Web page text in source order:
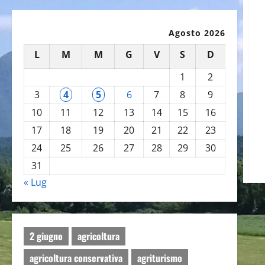
Agosto 2026
L M M G V S
D
1
2
3
4 5 6 7 8
9
10
11 12 13 14 15
16
17
18 19 20 21 22
23
24
25 26 27 28 29
30
31
« Lug
2 giugno
agricoltura
agricoltura conservativa
agriturismo